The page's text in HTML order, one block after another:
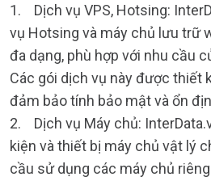
1. Dịch vụ VPS, Hotsing:
vụ Hotsing và máy chủ lưu trữ
đa dạng, phù hợp với nhu cầu
Các gói dịch vụ này được thiết
đảm bảo tính bảo mật và ổn
2. Dịch vụ Máy chủ:
kiện và thiết bị máy chủ vật lý
cầu sử dụng các máy chủ